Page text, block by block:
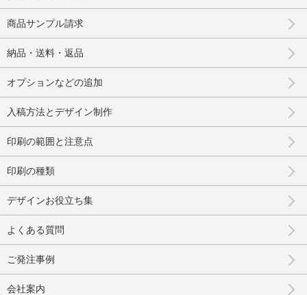
商品サンプル請求
納品・送料・返品
オプションなどの追加
入稿方法とデザイン制作
印刷の範囲と注意点
印刷の種類
デザインお役立ち集
よくある質問
ご発注事例
会社案内